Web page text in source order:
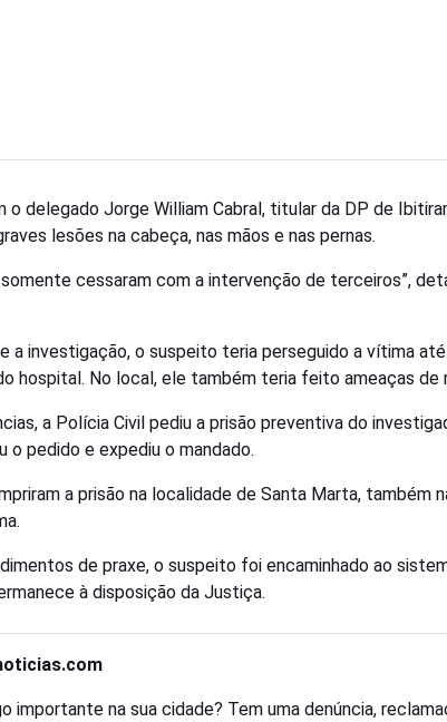
o delegado Jorge William Cabral, titular da DP de
lesões na cabeça, nas mãos e nas pernas.
somente cessaram com a intervenção de terceiros”,
a investigação, o suspeito teria perseguido a vítima
hospital. No local, ele também teria feito ameaças de
a Polícia Civil pediu a prisão preventiva do
o pedido e expediu o mandado.
a prisão na localidade de Santa Marta, também
de praxe, o suspeito foi encaminhado ao
à disposição da Justiça.
importante na sua cidade? Tem uma denúncia,